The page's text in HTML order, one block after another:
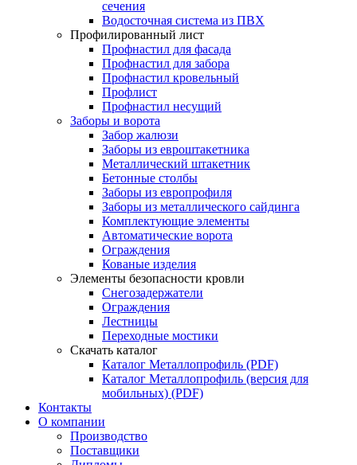
сечения
Водосточная система из ПВХ
Профилированный лист
Профнастил для фасада
Профнастил для забора
Профнастил кровельный
Профлист
Профнастил несущий
Заборы и ворота
Забор жалюзи
Заборы из евроштакетника
Металлический штакетник
Бетонные столбы
Заборы из европрофиля
Заборы из металлического сайдинга
Комплектующие элементы
Автоматические ворота
Ограждения
Кованые изделия
Элементы безопасности кровли
Снегозадержатели
Ограждения
Лестницы
Переходные мостики
Скачать каталог
Каталог Металлопрофиль (PDF)
Каталог Металлопрофиль (версия для
мобильных) (PDF)
Контакты
О компании
Производство
Поставщики